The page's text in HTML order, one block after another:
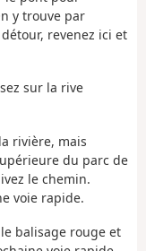
y trouve par
revenez ici et
sur la rive
rivière, mais
du parc de
le chemin.
voie rapide.
balisage rouge et